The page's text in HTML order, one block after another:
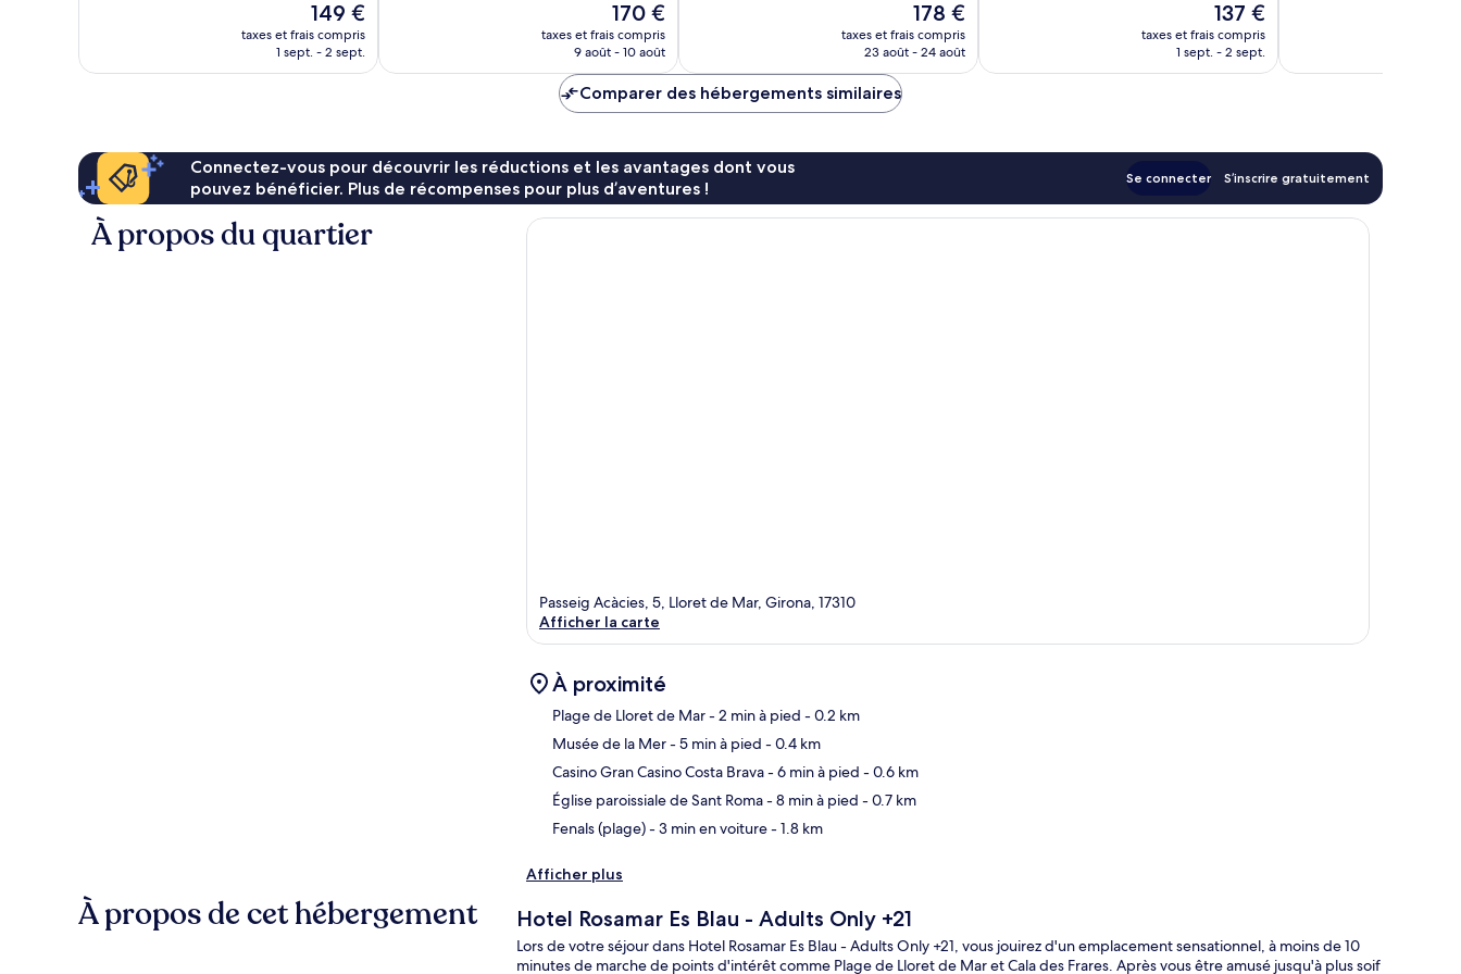
Le
nouveau
prix
149 €
taxes et frais compris
1 sept. - 2 sept.
Le
nouveau
prix
de
170 €
170 €
taxes et frais compris
9 août - 10 août
Le
nouveau
prix
178 €
taxes et frais compris
23 août - 24 août
Le
nouveau
prix
137 €
taxes et frais compris
1 sept. - 2 sept.
Comparer des hébergements similaires
Connectez-vous pour découvrir les réductions et les avantages dont vous
pouvez bénéficier. Plus de récompenses pour plus d’aventures !
Se connecter S’inscrire gratuitement
À propos du quartier
Passeig Acàcies, 5, Lloret de Mar, Girona, 17310
Afficher la carte
À proximité
Plage de Lloret de Mar- 2 min à pied - 0.2 km
Musée de la Mer- 5 min à pied - 0.4 km
Casino Gran Casino Costa Brava- 6 min à pied - 0.6 km
Église paroissiale de Sant Roma- 8 min à pied - 0.7 km
Fenals (plage)- 3 min en voiture- 1.8 km
Afficher plus
À propos de cet hébergement Hotel Rosamar Es Blau - Adults Only +21
Lors de votre séjour dans Hotel Rosamar Es Blau - Adults Only +21, vous jouirez d'un emplacement sensationnel, à moins de 10
minutes de marche de points d'intérêt comme Plage de Lloret de Mar et Cala des Frares. Après vous être amusé jusqu'à plus soif